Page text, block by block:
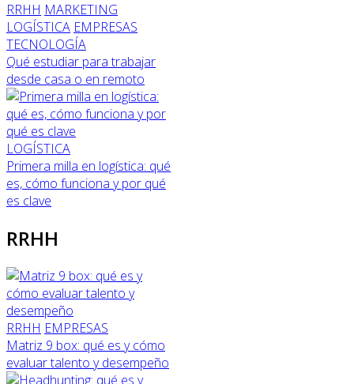
RRHH MARKETING
LOGÍSTICA EMPRESAS
TECNOLOGÍA
Qué estudiar para trabajar
desde casa o en remoto
LOGÍSTICA
Primera milla en logística: qué
es, cómo funciona y por qué
es clave
RRHH
RRHH EMPRESAS
Matriz 9 box: qué es y cómo
evaluar talento y desempeño